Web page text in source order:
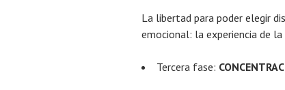
La libertad para poder elegir
emocional: la experiencia de la
Tercera fase: